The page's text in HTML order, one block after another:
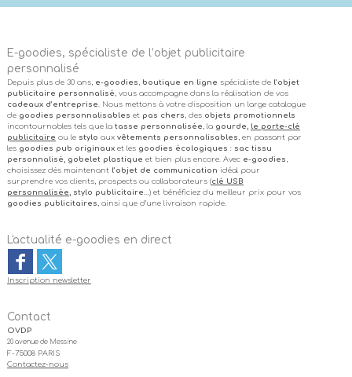
E-goodies, spécialiste de l’objet publicitaire
personnalisé
Depuis plus de 30 ans, e-goodies , boutique en ligne spécialiste de l’objet
publicitaire personnalisé , vous accompagne dans la réalisation de vos
cadeaux d’entreprise. Nous mettons à votre disposition un large catalogue
de goodies personnalisables et pas chers , des objets promotionnels
incontournables tels que la tasse personnalisée , la gourde, le porte-clé
publicitaire ou le stylo aux vêtements personnalisables , en passant par
les goodies pub originauxet les goodies écologiques : sac tissu
personnalisé, gobelet plastique et bien plus encore. Avec e-goodies ,
choisissez dès maintenant l’objet de communication idéal pour
surprendre vos clients, prospects ou collaborateurs (clé USB
personnalisée, stylo publicitaire…) et bénéficiez du meilleur prix pour vos
goodies publicitaires , ainsi que d’une livraison rapide.
L'actualité e-goodies en direct
Inscription newsletter
Contact
OVDP
20 avenue de Messine
F-75008 PARIS
Contactez-nous